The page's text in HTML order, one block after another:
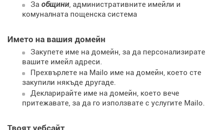
За общини, административните имейли и
комуналната пощенска система
Името на вашия домейн
Закупете име на домейн, за да персонализирате
вашите имейл адреси.
Прехвърлете на Mailo име на домейн, което сте
закупили някъде другаде.
Декларирайте име на домейн, което вече
притежавате, за да го използвате с услугите Mailo.
Твоят уебсайт